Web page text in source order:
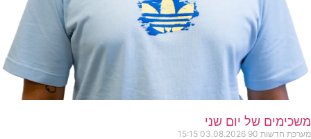
משכימים של יום שני
מערכת חדשות 90 03.08.2026
15:15